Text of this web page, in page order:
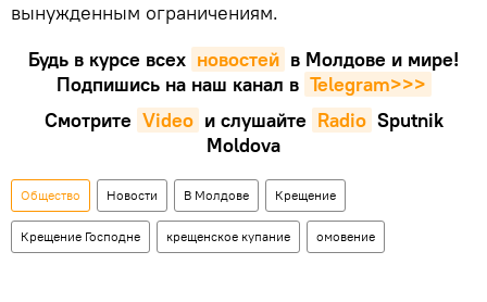
вынужденным ограничениям.
Будь в курсе всех новостей в Молдове и мире!
Подпишись на наш канал в Telegram>>>
Смотрите Video и слушайте Radio Sputnik
Moldova
Общество Новости В Молдове Крещение
Крещение Господне крещенское купание омовение